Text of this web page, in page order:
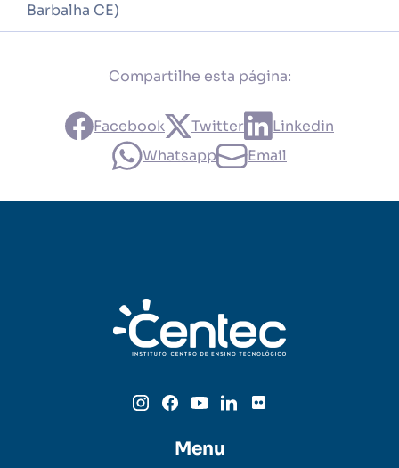
Barbalha CE)
Compartilhe esta página:
Facebook Twitter
Linkedin
Whatsapp
Email
Menu